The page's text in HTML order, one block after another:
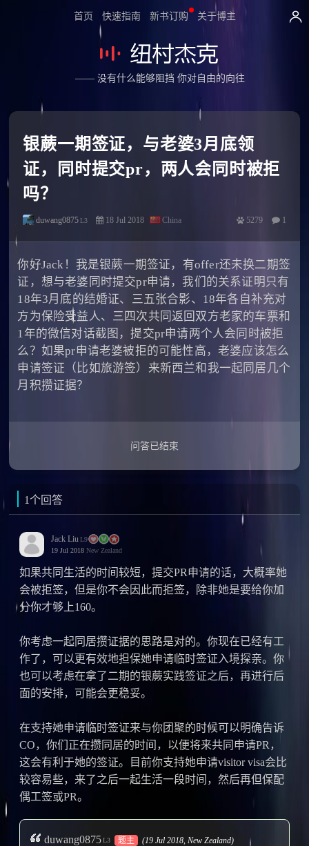
首页 快速指南 新书订购 关于博主
—— 没有什么能够阻挡 你对自由的向往
银蕨一期签证，与老婆3月底领
证，同时提交pr，两人会同时被拒
吗？
duwang0875 L3 18 Jul 2018 China 5279 1
你好Jack！我是银蕨一期签证，有offer还未换二期签
证，想与老婆同时提交pr申请，我们的关系证明只有
18年3月底的结婚证、三五张合影、18年各自补充对
方为保险受益人、三四次共同返回双方老家的车票和
1年的微信对话截图，提交pr申请两个人会同时被拒
么？如果pr申请老婆被拒的可能性高，老婆应该怎么
申请签证（比如旅游签）来新西兰和我一起同居几个
月积攒证据？
问答已结束
1个回答
Jack Liu L9
19 Jul 2018New Zealand
如果共同生活的时间较短，提交PR申请的话，大概率她
会被拒签，但是你不会因此而拒签，除非她是要给你加
分你才够上160。
你考虑一起同居攒证据的思路是对的。你现在已经有工
作了，可以更有效地担保她申请临时签证入境探亲。你
也可以考虑在拿了二期的银蕨实践签证之后，再进行后
面的安排，可能会更稳妥。
在支持她申请临时签证来与你团聚的时候可以明确告诉
CO，你们正在攒同居的时间，以便将来共同申请PR，
这会有利于她的签证。目前你支持她申请visitor visa会比
较容易些，来了之后一起生活一段时间，然后再但保配
偶工签或PR。
duwang0875 L3 题主 (19 Jul 2018, New Zealand)